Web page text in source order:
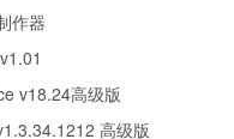
作器
v18.24高级版
高级版